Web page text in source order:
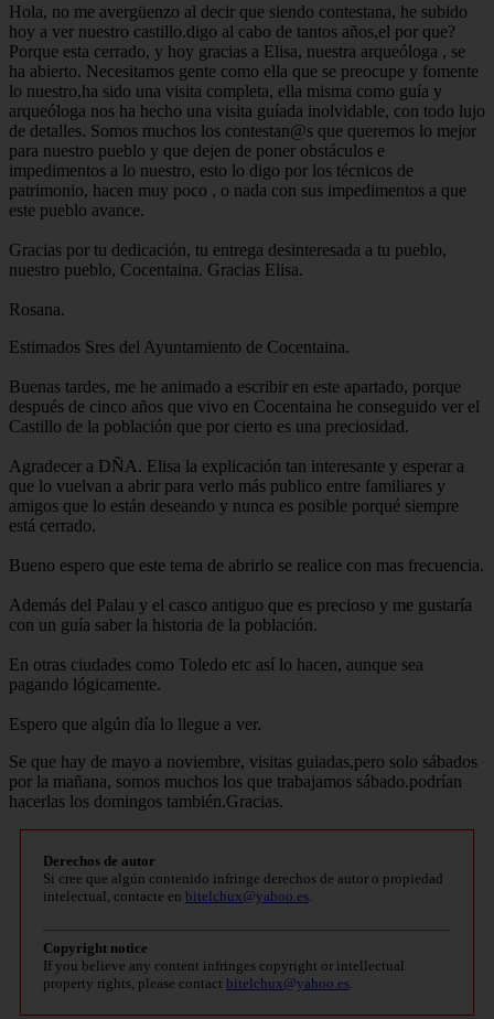
Hola, no me avergüenzo al decir que siendo contestana, he subido
hoy a ver nuestro castillo.digo al cabo de tantos años,el por que?
Porque esta cerrado, y hoy gracias a Elisa, nuestra arqueóloga , se
ha abierto. Necesitamos gente como ella que se preocupe y fomente
lo nuestro,ha sido una visita completa, ella misma como guía y
arqueóloga nos ha hecho una visita guíada inolvidable, con todo lujo
de detalles. Somos muchos los contestan@s que queremos lo mejor
para nuestro pueblo y que dejen de poner obstáculos e
impedimentos a lo nuestro, esto lo digo por los técnicos de
patrimonio, hacen muy poco , o nada con sus impedimentos a que
este pueblo avance.
Gracias por tu dedicación, tu entrega desinteresada a tu pueblo,
nuestro pueblo, Cocentaina. Gracias Elisa.
Rosana.
Estimados Sres del Ayuntamiento de Cocentaina.
Buenas tardes, me he animado a escribir en este apartado, porque
después de cinco años que vivo en Cocentaina he conseguido ver el
Castillo de la población que por cierto es una preciosidad.
Agradecer a DÑA. Elisa la explicación tan interesante y esperar a
que lo vuelvan a abrir para verlo más publico entre familiares y
amigos que lo están deseando y nunca es posible porqué siempre
está cerrado.
Bueno espero que este tema de abrirlo se realice con mas frecuencia.
Además del Palau y el casco antiguo que es precioso y me gustaría
con un guía saber la historia de la población.
En otras ciudades como Toledo etc así lo hacen, aunque sea
pagando lógicamente.
Espero que algún día lo llegue a ver.
Se que hay de mayo a noviembre, visitas guiadas,pero solo sábados
por la mañana, somos muchos los que trabajamos sábado.podrían
hacerlas los domingos también.Gracias.
Derechos de autor
Si cree que algún contenido infringe derechos de autor o propiedad
intelectual, contacte en bitelchux@yahoo.es
Copyright notice
If you believe any content infringes copyright or intellectual
property rights, please contact bitelchux@yahoo.es